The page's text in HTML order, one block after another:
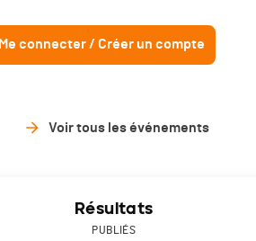
Me connecter / Créer un compte
Voir tous les événements
Résultats
PUBLIÉS